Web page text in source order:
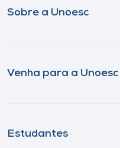
Sobre a Unoesc
Venha para a Unoesc
Estudantes